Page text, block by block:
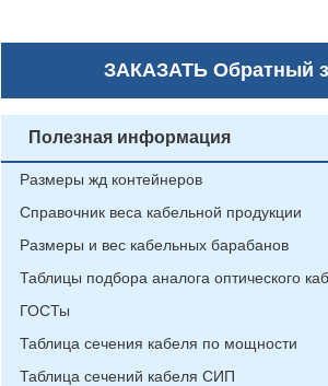
ЗАКАЗАТЬОбратный
Полезная информация
Размеры жд контейнеров
Справочник веса кабельной продукции
Размеры и вес кабельных барабанов
Таблицы подбора аналога оптического
ГОСТы
Таблица сечения кабеля по мощности
Таблица сечений кабеля СИП